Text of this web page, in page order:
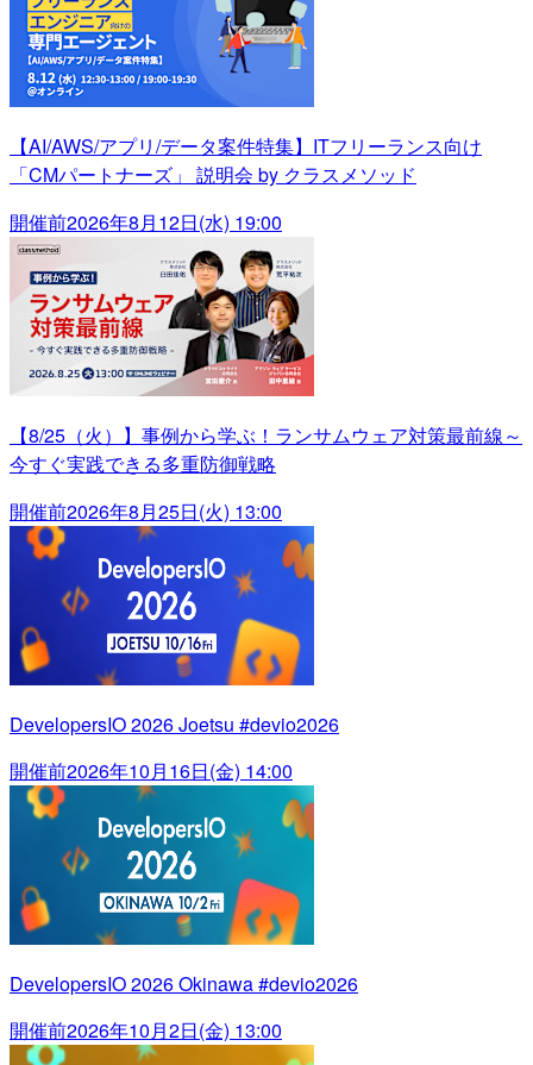
【AI/AWS/アプリ/データ案件特集】ITフリーランス向け
「CMパートナーズ」 説明会 by クラスメソッド
開催前2026年8月12日(水) 19:00
【8/25（火）】事例から学ぶ！ランサムウェア対策最前線～
今すぐ実践できる多重防御戦略
開催前2026年8月25日(火) 13:00
DevelopersIO 2026 Joetsu #devio2026
開催前2026年10月16日(金) 14:00
DevelopersIO 2026 Okinawa #devio2026
開催前2026年10月2日(金) 13:00